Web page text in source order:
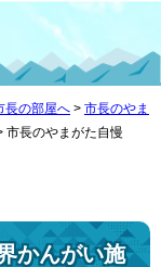
長の部屋へ > 市長のやま
市長のやまがた自慢
かんがい施